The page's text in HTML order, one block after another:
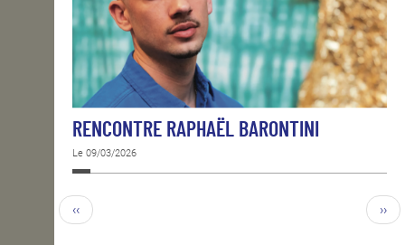
RENCONTRE RAPHAËL BARONTINI
Le 09/03/2026
‹‹ ››